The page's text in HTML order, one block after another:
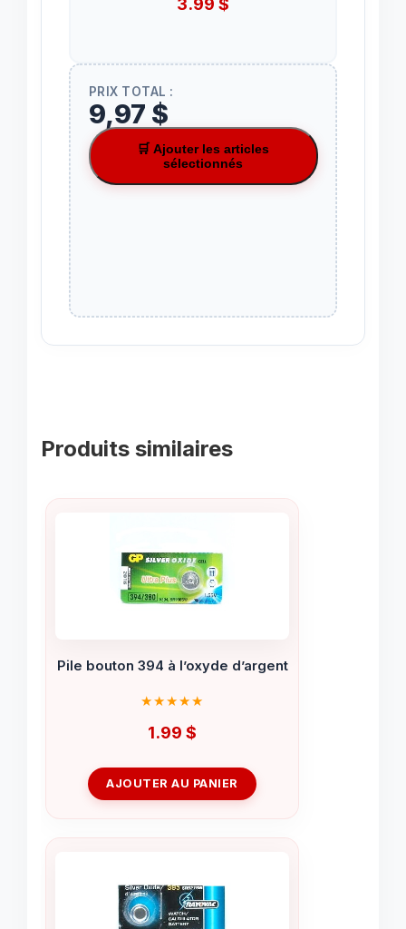
3.99 $
PRIX TOTAL :
9,97 $
🛒 Ajouter les articles
sélectionnés
Produits similaires
Pile bouton 394 à l’oxyde d’argent
1.99 $
AJOUTER AU PANIER